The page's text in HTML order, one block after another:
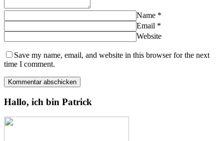
Name *
Email *
Website
Save my name, email, and website in this browser for the next
time I comment.
Hallo, ich bin Patrick